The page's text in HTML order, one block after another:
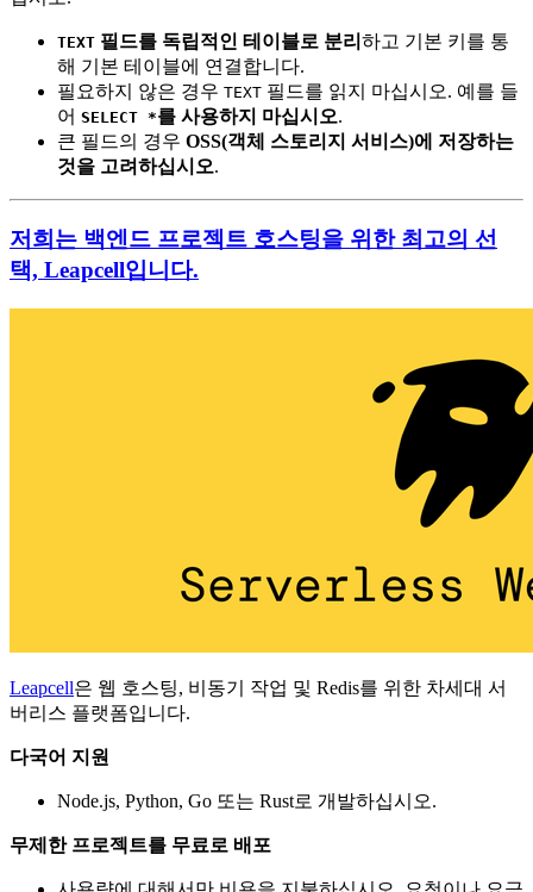
TEXT 필드를 독립적인 테이블로 분리 하고 기본 키를 통
해 기본 테이블에 연결합니다.
필요하지 않은 경우 TEXT 필드를 읽지 마십시오. 예를 들
어 SELECT *를 사용하지 마십시오.
큰 필드의 경우 OSS(객체 스토리지 서비스)에 저장하는
것을 고려하십시오.
저희는 백엔드 프로젝트 호스팅을 위한 최고의 선
택, Leapcell입니다.
Leapcell은 웹 호스팅, 비동기 작업 및 Redis를 위한 차세대 서
버리스 플랫폼입니다.
다국어 지원
Node.js, Python, Go 또는 Rust로 개발하십시오.
무제한 프로젝트를 무료로 배포